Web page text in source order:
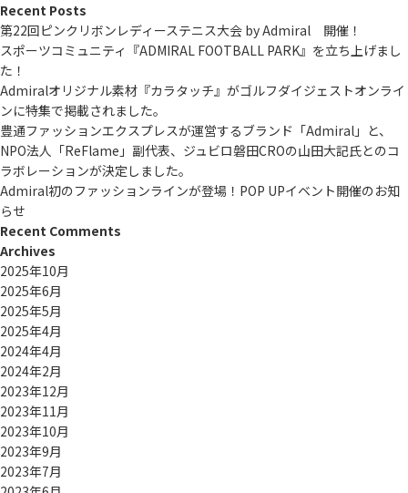
Recent Posts
第22回ピンクリボンレディーステニス大会 by Admiral 開催！
スポーツコミュニティ『ADMIRAL FOOTBALL PARK』を立ち上げまし
た！
Admiralオリジナル素材『カラタッチ』がゴルフダイジェストオンライ
ンに特集で掲載されました。
豊通ファッションエクスプレスが運営するブランド「Admiral」と、
NPO法人「ReFlame」副代表、ジュビロ磐田CROの山田大記氏とのコ
ラボレーションが決定しました。
Admiral初のファッションラインが登場！POP UPイベント開催のお知
らせ
Recent Comments
Archives
2025年10月
2025年6月
2025年5月
2025年4月
2024年4月
2024年2月
2023年12月
2023年11月
2023年10月
2023年9月
2023年7月